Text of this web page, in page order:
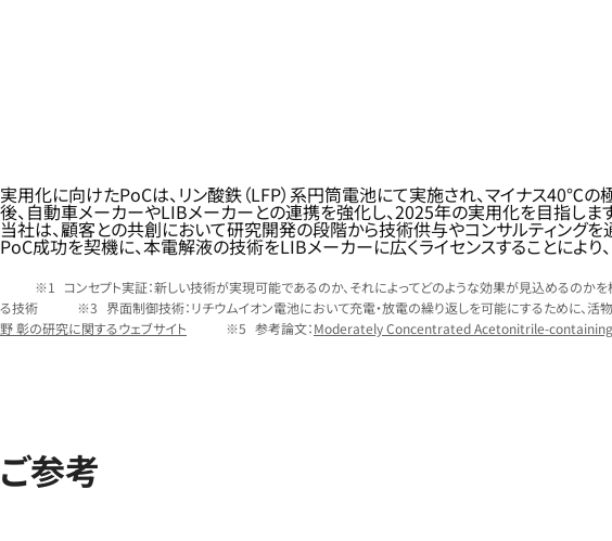
実用化に向けたPoCは、リン酸鉄（LFP）系円筒電池にて実施され、マイナス
後、自動車メーカーやLIBメーカーとの連携を強化し、2025年の実用化を目指しま
当社は、顧客との共創において研究開発の段階から技術供与やコンサルティング
PoC成功を契機に、本電解液の技術をLIBメーカーに広くライセンスすることによ
コンセプト実証：新しい技術が実現可能であるのか、それによってどのような効果が見込めるのかを
る技術
界面制御技術：リチウムイオン電池において充電・放電の繰り返しを可能にするために
野 彰の研究に関するウェブサイト
参考論文：Moderately Concentrated Acetonitrile-
ご参考